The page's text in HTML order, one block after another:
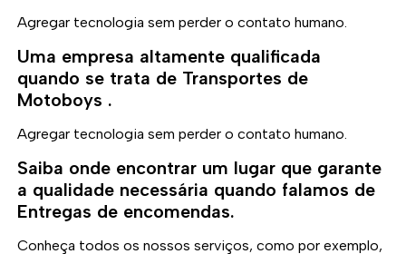
Agregar tecnologia sem perder o contato humano.
Uma empresa altamente qualificada
quando se trata de Transportes de
Motoboys .
Agregar tecnologia sem perder o contato humano.
Saiba onde encontrar um lugar que garante
a qualidade necessária quando falamos de
Entregas de encomendas.
Conheça todos os nossos serviços, como por exemplo,